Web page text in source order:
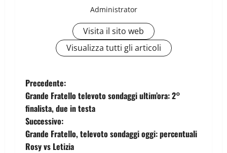
Administrator
Visita il sito web
Visualizza tutti gli articoli
Precedente:
Grande Fratello televoto sondaggi ultim’ora: 2°
finalista, due in testa
Successivo:
Grande Fratello, televoto sondaggi oggi: percentuali
Rosy vs Letizia